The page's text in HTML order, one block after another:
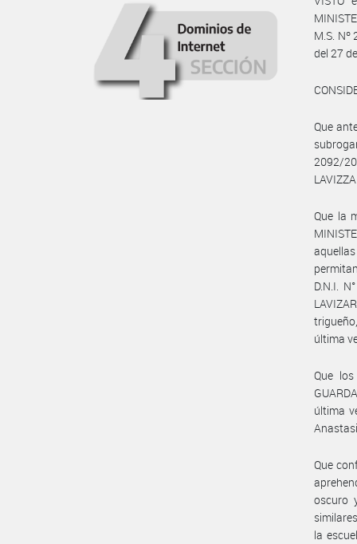
M.S. Nº
del 27
Que
2092/
Que la
D.N.I.
última
Que
última
Que
oscuro
la